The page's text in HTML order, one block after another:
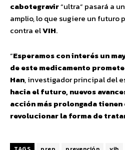
cabotegravir“ultra” pasará a
amplio, lo que sugiere un futuro
contra elVIH.
“Esperamos con interés un
de este medicamento
Han, investigador principal del
hacia el futuro, nuevos
acción más prolongada
revolucionar la forma de